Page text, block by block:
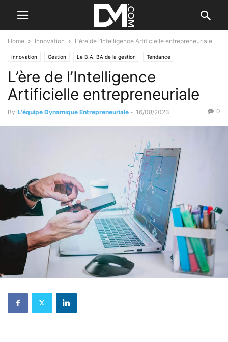
Home Innovation L’ère de l’Intelligence Artificielle entrepreneuriale
Innovation Gestion Le B.A. BA de la gestion Tendance
Par les nouvelles tendances
L’ère de l’Intelligence
Artificielle entrepreneuriale
By L'équipe Dynamique Entrepreneuriale - 16/08/2023 0